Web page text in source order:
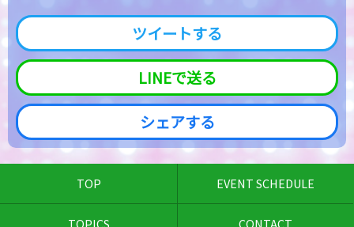
ツイートする
LINEで送る
シェアする
TOP EVENT SCHEDULE